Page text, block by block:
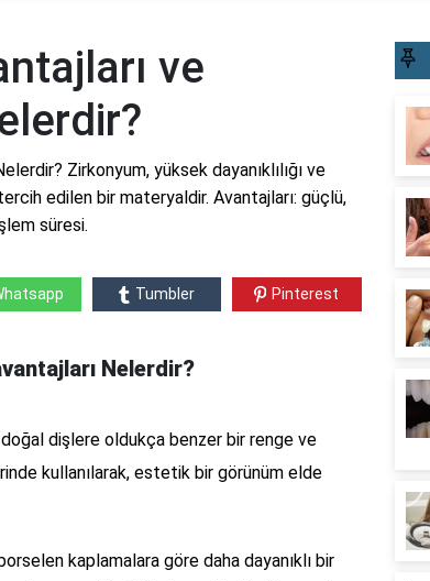
ve
Zirkonyum, yüksek dayanıklılığı ve
edilen bir materyaldir. Avantajları: güçlü,
süresi.
Tumbler Pinterest
Nelerdir?
dişlere oldukça benzer bir renge ve
kullanılarak, estetik bir görünüm elde
kaplamalara göre daha dayanıklı bir